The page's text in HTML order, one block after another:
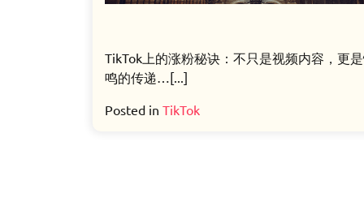
TikTok上的涨粉秘诀：不只是视频内容，更
鸣的传递…[...]
Posted in TikTok